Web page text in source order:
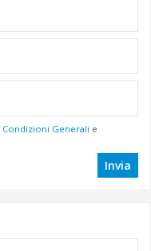
Condizioni Generali e
Invia